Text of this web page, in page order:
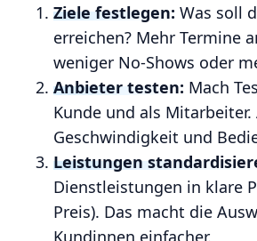
Ziele festlegen: Was soll
erreichen? Mehr Termine
weniger No‑Shows oder
Anbieter testen: Mach
Kunde und als
Geschwindigkeit und
Leistungen
Dienstleistungen in klare
Preis). Das macht die
Kundinnen einfacher.